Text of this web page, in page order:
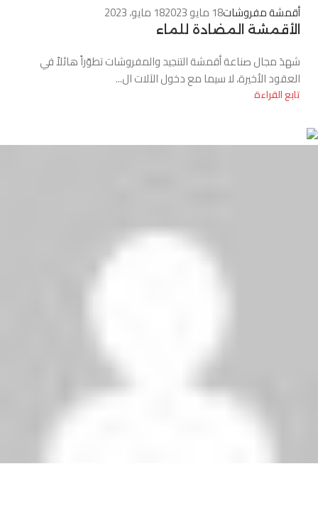
أقمشة مفروشات18 مايو 2023 18 مايو، 2023
الأقمشة المضادة للماء
شهدَ مجال صناعة أقمشة التنجيد والمفروشات تطوّراً هائلاً في
العقود الأخيرة، لا سيما مع دخول الآلات ال...
تابع القراءة